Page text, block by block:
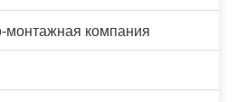
монтажная компания